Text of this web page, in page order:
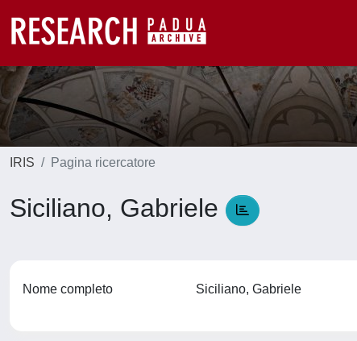
IRIS Pagina ricercatore
Siciliano, Gabriele
Nome completo Siciliano, Gabriele